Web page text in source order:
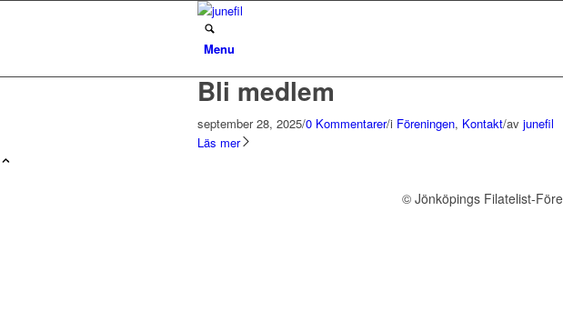
Menu
Bli medlem
september 28, 2025/0 Kommentarer/i Föreningen, Kontakt/av junefil
Läs mer
© Jönköpings Filatelist-